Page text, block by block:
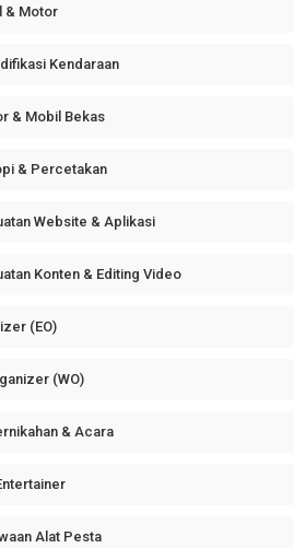
& Motor
Kendaraan
& Mobil Bekas
& Percetakan
Website & Aplikasi
Konten & Editing Video
(EO)
(WO)
& Acara
Alat Pesta